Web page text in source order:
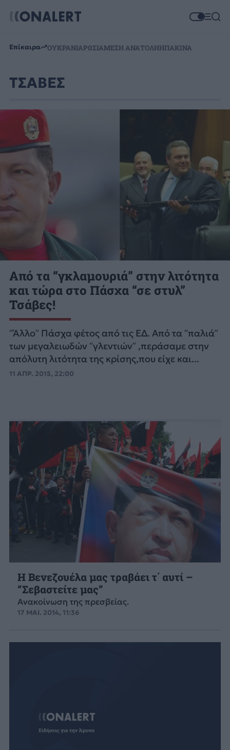
Επίκαιρα ΟΥΚΡΑΝΙΑΡΩΣΙΑΜΕΣΗ ΑΝΑΤΟΛΗΗΠΑΚΙΝΑ
ΤΣΑΒΕΣ
Από τα “γκλαμουριά” στην λιτότητα
και τώρα στο Πάσχα “σε στυλ”
Τσάβες!
“Άλλο” Πάσχα φέτος από τις ΕΔ. Από τα “παλιά”
των μεγαλειωδών “γλεντιών” ,περάσαμε στην
απόλυτη λιτότητα της κρίσης,που είχε και...
11 ΑΠΡ. 2015, 22:00
Η Βενεζουέλα μας τραβάει τ΄ αυτί –
“Σεβαστείτε μας”
Ανακοίνωση της πρεσβείας.
17 ΜΑΙ. 2014, 11:36